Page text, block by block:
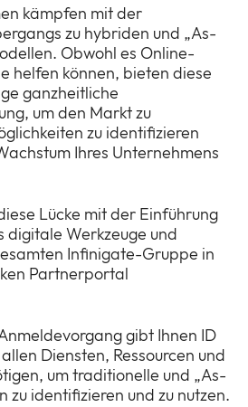
a
menu
or
a
zu unserem Partnerportal ID
a
menu
or
a
kämpfen mit der
zu hybriden und „As-
Obwohl es Online-
helfen können, bieten diese
ganzheitliche
um den Markt zu
zu identifizieren
Ihres Unternehmens
Lücke mit der Einführung
digitale Werkzeuge und
Infinigate-Gruppe in
Partnerportal
gibt Ihnen ID
Diensten, Ressourcen und
um traditionelle und „As-
zu identifizieren und zu nutzen.